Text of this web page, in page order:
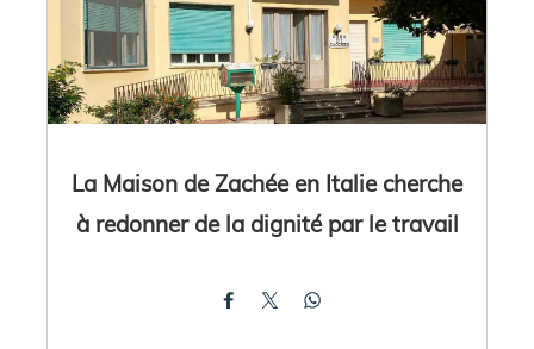
La Maison de Zachée en Italie cherche
à redonner de la dignité par le travail